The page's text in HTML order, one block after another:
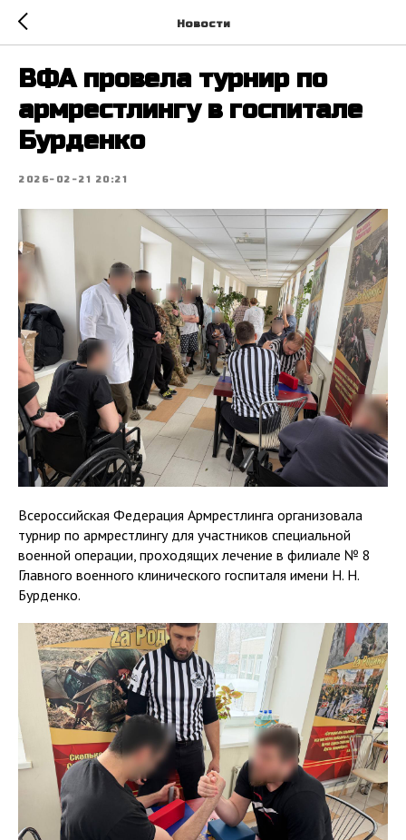
Новости
ВФА провела турнир по
армрестлингу в госпитале
Бурденко
2026-02-21 20:21
Всероссийская Федерация Армрестлинга организовала
турнир по армрестлингу для участников специальной
военной операции, проходящих лечение в филиале № 8
Главного военного клинического госпиталя имени Н. Н.
Бурденко.